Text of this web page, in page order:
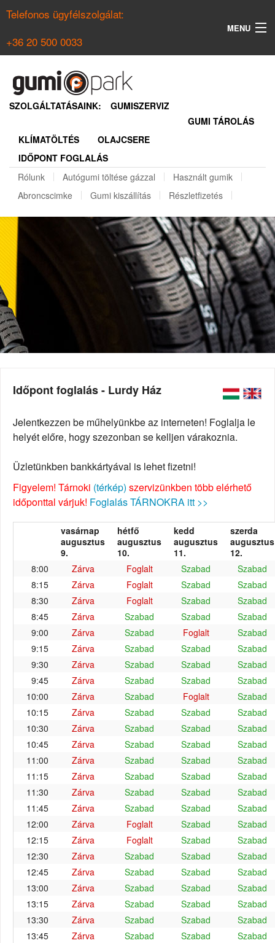
Telefonos ügyfélszolgálat:
+36 20 500 0033
MENU
NYÁRI GUMI KERESŐ
REGISZTRÁCIÓ
SZOLGÁLTATÁSAINK:
GUMISZERVIZ
GUMI TÁROLÁS
KLÍMATÖLTÉS
OLAJCSERE
IDŐPONT FOGLALÁS
Rólunk
Autógumi töltése gázzal
Használt gumik
Abroncscimke
Gumi kiszállítás Részletfizetés
Időpont foglalás - Lurdy Ház
Jelentkezzen be műhelyünkbe az interneten! Foglalja le
helyét előre, hogy szezonban se kelljen várakoznia.
Üzletünkben bankkártyával is lehet fizetni!
Figyelem! Tárnoki (térkép) szervizünkben több elérhető
időponttal várjuk! Foglalás TÁRNOKRA itt >>
vasárnap
augusztus
9.
hétfő
augusztus
10.
kedd
augusztus
11.
szerda
augusztus
12.
8:00
Zárva Foglalt Szabad
Szabad
8:15
Zárva Foglalt Szabad
Szabad
8:30
Zárva Foglalt Szabad
Szabad
8:45
Zárva Szabad Szabad
Szabad
9:00
Zárva Szabad Foglalt
Szabad
9:15
Zárva Szabad Szabad
Szabad
9:30
Zárva Szabad Szabad
Szabad
9:45
Zárva Szabad Szabad
Szabad
10:00
Zárva Szabad Foglalt
Szabad
10:15
Zárva Szabad Szabad
Szabad
10:30
Zárva Szabad Szabad
Szabad
10:45
Zárva Szabad Szabad
Szabad
11:00
Zárva Szabad Szabad
Szabad
11:15
Zárva Szabad Szabad
Szabad
11:30
Zárva Szabad Szabad
Szabad
11:45
Zárva Szabad Szabad
Szabad
12:00
Zárva Foglalt Szabad
Szabad
12:15
Zárva Foglalt Szabad
Szabad
12:30
Zárva Szabad Szabad
Szabad
12:45
Zárva Szabad Szabad
Szabad
13:00
Zárva Szabad Szabad
Szabad
13:15
Zárva Szabad Szabad
Szabad
13:30
Zárva Szabad Szabad
Szabad
13:45
Zárva Szabad Szabad
Szabad